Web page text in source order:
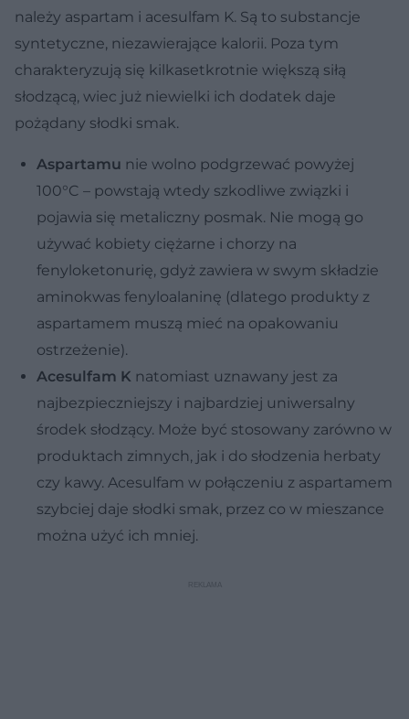
należy aspartam i acesulfam K. Są to substancje
syntetyczne, niezawierające kalorii. Poza tym
charakteryzują się kilkasetkrotnie większą siłą
słodzącą, wiec już niewielki ich dodatek daje
pożądany słodki smak.
Aspartamu nie wolno podgrzewać powyżej
100°C – powstają wtedy szkodliwe związki i
pojawia się metaliczny posmak. Nie mogą go
używać kobiety ciężarne i chorzy na
fenyloketonurię, gdyż zawiera w swym składzie
aminokwas fenyloalaninę (dlatego produkty z
aspartamem muszą mieć na opakowaniu
ostrzeżenie).
Acesulfam K natomiast uznawany jest za
najbezpieczniejszy i najbardziej uniwersalny
środek słodzący. Może być stosowany zarówno w
produktach zimnych, jak i do słodzenia herbaty
czy kawy. Acesulfam w połączeniu z aspartamem
szybciej daje słodki smak, przez co w mieszance
można użyć ich mniej.